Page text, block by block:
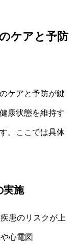
ケアと予防
ケアと予防が鍵
康状態を維持す
。ここでは具体
実施
患のリスクが上
心電図